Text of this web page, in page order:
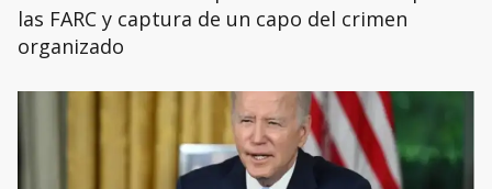
las FARC y captura de un capo del crimen
organizado